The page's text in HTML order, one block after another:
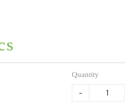
Quantity
-